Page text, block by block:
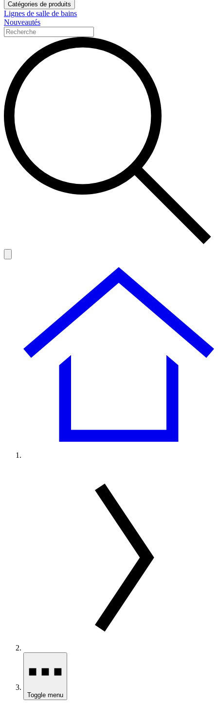
Catégories de produits
Lignes de salle de bains
Nouveautés
Toggle menu